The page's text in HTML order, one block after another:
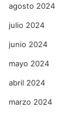
agosto 2024
julio 2024
junio 2024
mayo 2024
abril 2024
marzo 2024